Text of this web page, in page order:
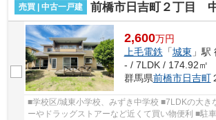
売買 | 中古一戸建 前橋市日吉町２丁目
2,600万円
上毛電鉄 「城東 」駅
- / 7LDK / 174.92㎡
群馬県前橋市日吉町
■学校区/城東小学校、みずき中学校 ■7LDKの大き
ーやドラッグストアーなど近くて買い物便利 ■駐